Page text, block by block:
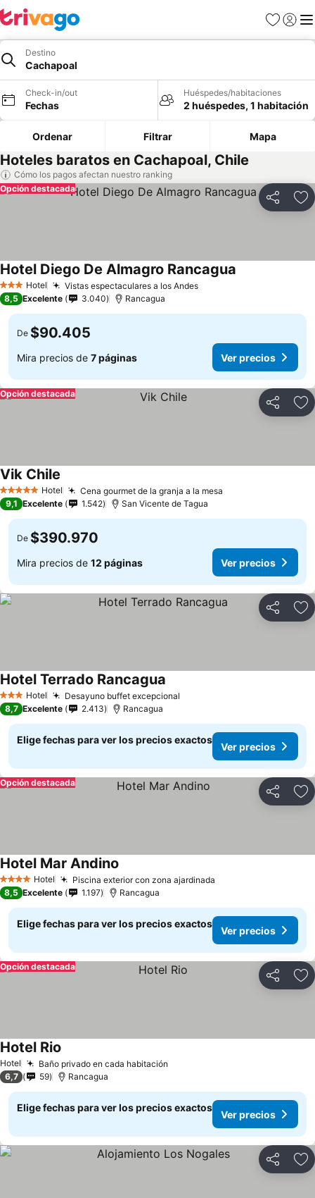
Favoritos
Iniciar
Destino
Cachapoal
Check-in/out
Fechas
Huéspedes/habitaciones
2 huéspedes, 1 habitación
Ordenar Filtrar Mapa
Hoteles baratos en Cachapoal, Chile
Cómo los pagos afectan nuestro ranking
Compartir
Opción destacada
3 Estrellas
Hotel Vistas espectaculares a los Andes
Hotel Diego De Almagro Rancagua
8,5 Excelente 3.040 Rancagua
De $90.405
Mira precios de 7 páginas Ver precios
Compartir
Opción destacada
5 Estrellas Hotel Cena gourmet de la granja a la mesa
Vik Chile
9,1 Excelente 1.542 San Vicente de Tagua
De $390.970
Mira precios de 12 páginas Ver precios
Compartir
3 Estrellas
Hotel Desayuno buffet excepcional
Hotel Terrado Rancagua
8,7 Excelente 2.413 Rancagua
Elige fechas para ver los precios exactos
Ver precios
Compartir
Opción destacada
4 EstrellasHotel Piscina exterior con zona ajardinada
Hotel Mar Andino
8,5 Excelente 1.197 Rancagua
Elige fechas para ver los precios exactos
Ver precios
Compartir
Opción destacada
Hotel Baño privado en cada habitación
Hotel Rio
6,7 59 Rancagua
Elige fechas para ver los precios exactos
Ver precios
Compartir